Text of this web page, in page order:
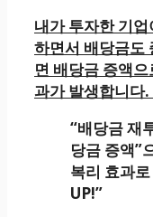
내가 투자한 기
하면서 배당금도
면 배당금 증액
과가 발생합니다.
“배당금 재
당금 증액”
복리 효과
UP!”